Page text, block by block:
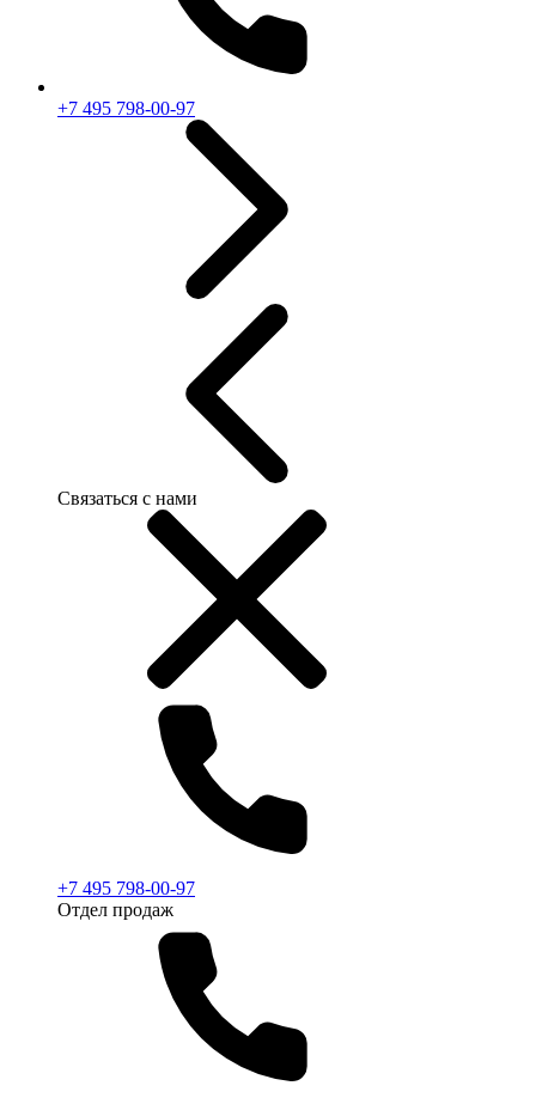
+7 495 798-00-97
Связаться с нами
+7 495 798-00-97
Отдел продаж